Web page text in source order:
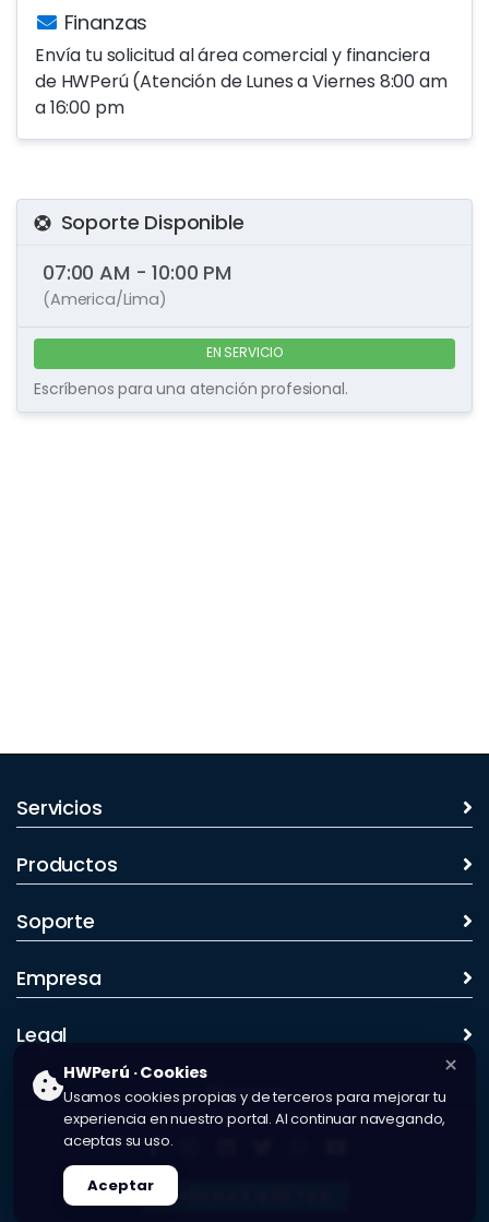
Finanzas
Envía tu solicitud al área comercial y financiera
de HWPerú (Atención de Lunes a Viernes 8:00 am
a 16:00 pm
Soporte Disponible
07:00 AM - 10:00 PM
(America/Lima)
EN SERVICIO
Escríbenos para una atención profesional.
Servicios
Productos
Soporte
Empresa
Legal
Síganos
+51.943 478 792
×
HWPerú · Cookies
Usamos cookies propias y de terceros para mejorar tu
experiencia en nuestro portal. Al continuar navegando,
aceptas su uso.
Aceptar